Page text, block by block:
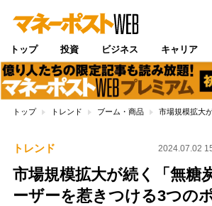
トップ 投資 ビジネス キャリア
トップ トレンド ブーム・商品 市場規模拡大
トレンド 2024.07.02
市場規模拡大が続く「無糖
ーザーを惹きつける3つの